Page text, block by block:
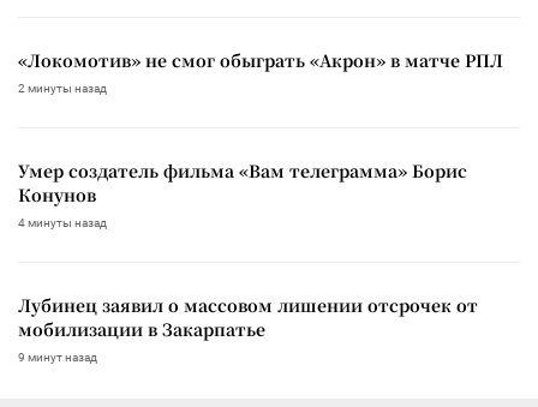
«Локомотив» не смог обыграть «Акрон» в матче РПЛ
2 минуты назад
Умер создатель фильма «Вам телеграмма» Борис
Конунов
4 минуты назад
Лубинец заявил о массовом лишении отсрочек от
мобилизации в Закарпатье
9 минут назад